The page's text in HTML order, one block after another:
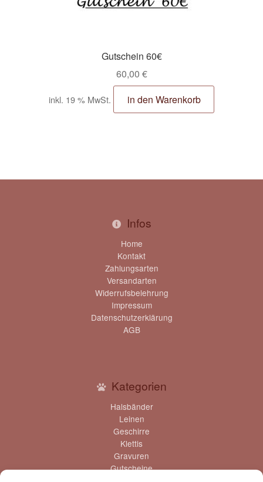
Gutschein 60€
60,00 €
inkl. 19 % MwSt. in den Warenkorb
Infos
Home
Kontakt
Zahlungsarten
Versandarten
Widerrufsbelehrung
Impressum
Datenschutzerklärung
AGB
Kategorien
Halsbänder
Leinen
Geschirre
Klettis
Gravuren
Gutscheine